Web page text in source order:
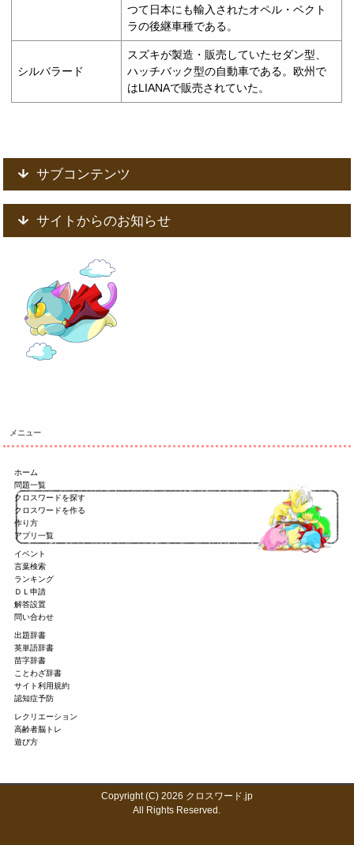
つて日本にも輸入されたオペル・ベクト
ラの後継車種である。
シルバラード
スズキが製造・販売していたセダン型、
ハッチバック型の自動車である。欧州で
はLIANAで販売されていた。
サブコンテンツ
サイトからのお知らせ
メニュー
ホーム
問題一覧
クロスワードを探す
クロスワードを作る
作り方
アプリ一覧
イベント
言葉検索
ランキング
ＤＬ申請
解答設置
問い合わせ
出題辞書
英単語辞書
苗字辞書
ことわざ辞書
サイト利用規約
認知症予防
レクリエーション
高齢者脳トレ
遊び方
Copyright (C) 2026 クロスワード.jp
All Rights Reserved.